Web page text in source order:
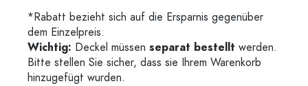
*Rabatt bezieht sich auf die Ersparnis gegenüber
dem Einzelpreis.
Wichtig: Deckel müssen separat bestellt werden.
Bitte stellen Sie sicher, dass sie Ihrem Warenkorb
hinzugefügt wurden.